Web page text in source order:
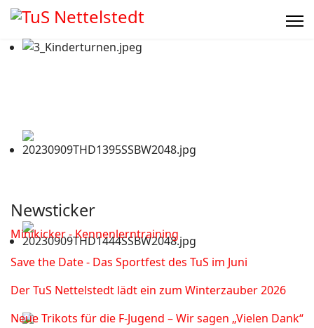
Newsticker
Minikicker - Kennenlerntraining
Save the Date - Das Sportfest des TuS im Juni
Der TuS Nettelstedt lädt ein zum Winterzauber 2026
Neue Trikots für die F-Jugend – Wir sagen „Vielen Dank“